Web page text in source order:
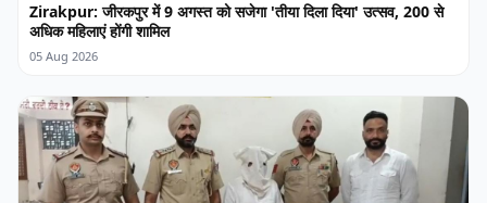
Zirakpur: जीरकपुर में 9 अगस्त को सजेगा 'तीया दिला दिया' उत्सव, 200 से
अधिक महिलाएं होंगी शामिल
05 Aug 2026